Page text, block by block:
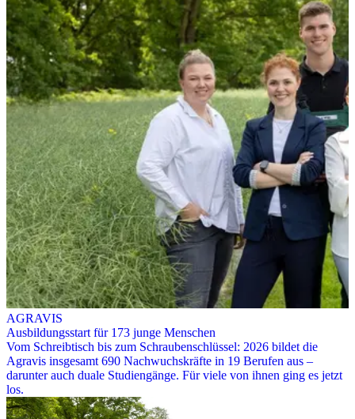
AGRAVIS
Ausbildungsstart für 173 junge Menschen
Vom Schreibtisch bis zum Schraubenschlüssel: 2026 bildet die
Agravis insgesamt 690 Nachwuchskräfte in 19 Berufen aus –
darunter auch duale Studiengänge. Für viele von ihnen ging es jetzt
los.